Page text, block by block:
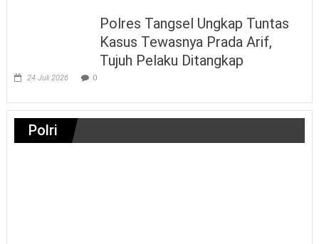
Polres Tangsel Ungkap Tuntas
Kasus Tewasnya Prada Arif,
Tujuh Pelaku Ditangkap
24 Juli 2026 0
Polri